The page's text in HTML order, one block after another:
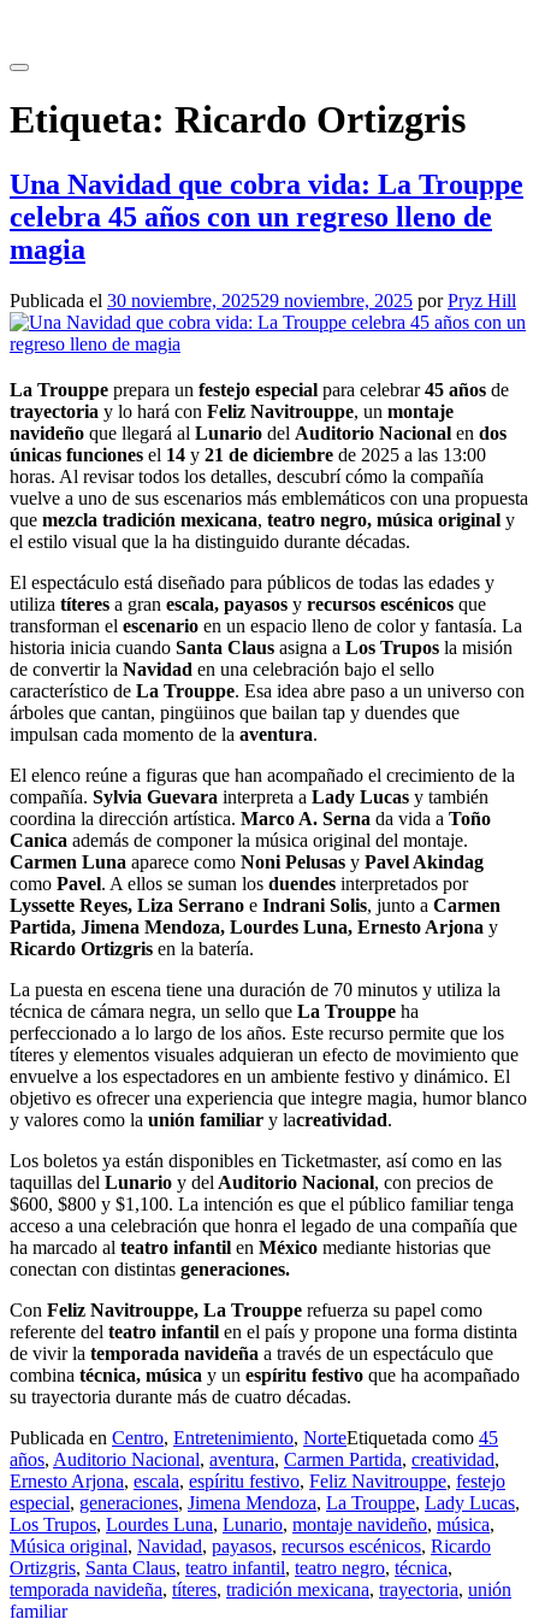
contenido
Etiqueta: Ricardo Ortizgris
Una Navidad que cobra vida: La Trouppe
celebra 45 años con un regreso lleno de
magia
Publicada el 30 noviembre, 202529 noviembre, 2025 porPryz Hill
La Trouppe prepara un festejo especial para celebrar45 años de
trayectoria y lo hará con Feliz Navitrouppe, un montaje
navideño que llegará al Lunario del Auditorio Nacional en dos
únicas funciones el 14 y 21 de diciembre de 2025 a las 13:00
horas. Al revisar todos los detalles, descubrí cómo la compañía
vuelve a uno de sus escenarios más emblemáticos con una propuesta
que mezcla tradición mexicana, teatro negro, música original y
el estilo visual que la ha distinguido durante décadas.
El espectáculo está diseñado para públicos de todas las edades y
utiliza títeres a gran escala, payasos y recursos escénicos que
transforman el escenario en un espacio lleno de color y fantasía. La
historia inicia cuando Santa Claus asigna a Los Trupos la misión
de convertir la Navidad en una celebración bajo el sello
característico de La Trouppe. Esa idea abre paso a un universo con
árboles que cantan, pingüinos que bailan tap y duendes que
impulsan cada momento de la aventura.
El elenco reúne a figuras que han acompañado el crecimiento de la
compañía. Sylvia Guevara interpreta a Lady Lucas y también
coordina la dirección artística. Marco A. Serna da vida a Toño
Canica además de componer la música original del montaje.
Carmen Luna aparece como Noni Pelusas y Pavel Akindag
como Pavel. A ellos se suman los duendes interpretados por
Lyssette Reyes, Liza Serrano e Indrani Solis, junto a Carmen
Partida, Jimena Mendoza, Lourdes Luna, Ernesto Arjona y
Ricardo Ortizgris en la batería.
La puesta en escena tiene una duración de 70 minutos y utiliza la
técnica de cámara negra, un sello que La Trouppe ha
perfeccionado a lo largo de los años. Este recurso permite que los
títeres y elementos visuales adquieran un efecto de movimiento que
envuelve a los espectadores en un ambiente festivo y dinámico. El
objetivo es ofrecer una experiencia que integre magia, humor blanco
y valores como la unión familiar y lacreatividad.
Los boletos ya están disponibles en Ticketmaster, así como en las
taquillas del Lunario y del Auditorio Nacional, con precios de
$600, $800 y $1,100. La intención es que el público familiar tenga
acceso a una celebración que honra el legado de una compañía que
ha marcado al teatro infantil en México mediante historias que
conectan con distintas generaciones.
Con Feliz Navitrouppe, La Trouppe refuerza su papel como
referente del teatro infantil en el país y propone una forma distinta
de vivir la temporada navideña a través de un espectáculo que
combina técnica, música y un espíritu festivo que ha acompañado
su trayectoria durante más de cuatro décadas.
Publicada en Centro, Entretenimiento, NorteEtiquetada como 45
años, Auditorio Nacional, aventura, Carmen Partida, creatividad,
Ernesto Arjona, escala, espíritu festivo, Feliz Navitrouppe, festejo
especial, generaciones, Jimena Mendoza, La Trouppe, Lady Lucas,
Los Trupos, Lourdes Luna, Lunario, montaje navideño, música,
Música original, Navidad, payasos, recursos escénicos, Ricardo
Ortizgris, Santa Claus, teatro infantil, teatro negro, técnica,
temporada navideña, títeres, tradición mexicana, trayectoria, unión
familiar